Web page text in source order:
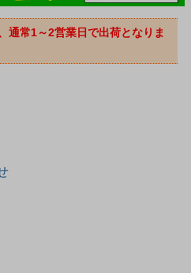
通常1～2営業日で出荷となりま